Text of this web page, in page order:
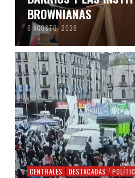
BROWNIANAS
6 AGOSTO, 2026
CENTRALES DESTACADAS